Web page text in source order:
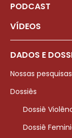
PODCAST
VÍDEOS
DADOS E
Nossas
Dossiês
Dossiê
Dossiê